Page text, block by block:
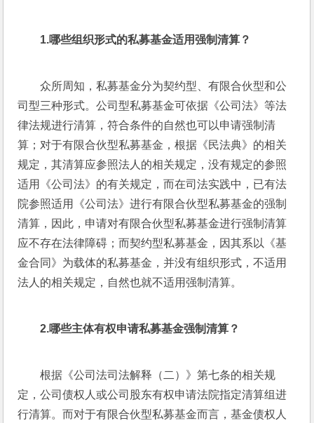
1.哪些组织形式的私募基金适用强制清算？
众所周知，私募基金分为契约型、有限合伙型和公
司型三种形式。公司型私募基金可依据《公司法》等法
律法规进行清算，符合条件的自然也可以申请强制清
算；对于有限合伙型私募基金，根据《民法典》的相关
规定，其清算应参照法人的相关规定，没有规定的参照
适用《公司法》的有关规定，而在司法实践中，已有法
院参照适用《公司法》进行有限合伙型私募基金的强制
清算，因此，申请对有限合伙型私募基金进行强制清算
应不存在法律障碍；而契约型私募基金，因其系以《基
金合同》为载体的私募基金，并没有组织形式，不适用
法人的相关规定，自然也就不适用强制清算。
2.哪些主体有权申请私募基金强制清算？
根据《公司法司法解释（二）》第七条的相关规
定，公司债权人或公司股东有权申请法院指定清算组进
行清算。而对于有限合伙型私募基金而言，基金债权人